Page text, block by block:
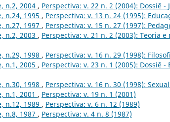
n.2, 2004 , Perspectiva: v. 22 n. 2 (2004): Dossiê -
n.24, 1995 , Perspectiva: v. 13 n. 24 (1995):
n.27, 1997 , Perspectiva: v. 15 n. 27 (1997):
n.2, 2003 , Perspectiva: v. 21 n. 2 (2003): Teoria
n.29, 1998 , Perspectiva: v. 16 n. 29 (1998):
n.1, 2005 , Perspectiva: v. 23 n. 1 (2005): Dossiê
n.30, 1998 , Perspectiva: v. 16 n. 30 (1998):
n.1, 2001 , Perspectiva: v. 19 n. 1 (2001)
n.12, 1989 , Perspectiva: v. 6 n. 12 (1989)
n.8, 1987 , Perspectiva: v. 4 n. 8 (1987)